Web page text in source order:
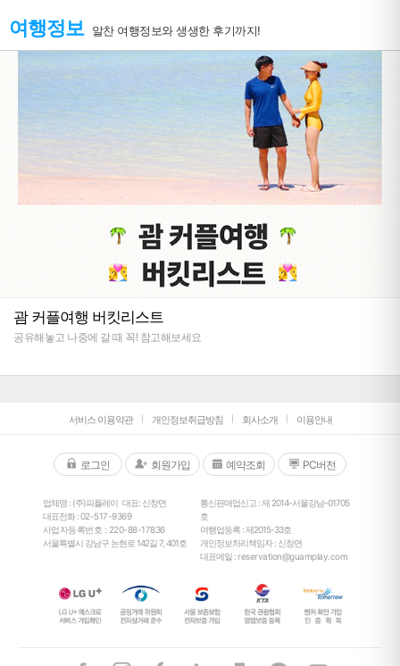
여행정보 알찬 여행정보와 생생한 후기까지!
괌 커플여행 버킷리스트
공유해놓고 나중에 갈 때 꼭! 참고해보세요
서비스 이용약관 개인정보취급방침 회사소개 이용안내
로그인 회원가입 예약조회 PC버전
업체명 : (주)피플레이 대표: 신창면
대표전화 :02-517-9369
사업자등록번호 : 220-88-17836
서울특별시 강남구 논현로 142길 7, 401호
통신판매업신고 : 제 2014-서울강남-01705
호
여행업등록 : 제2015-33호
개인정보처리책임자 : 신창면
대표메일 :reservation@guamplay.com